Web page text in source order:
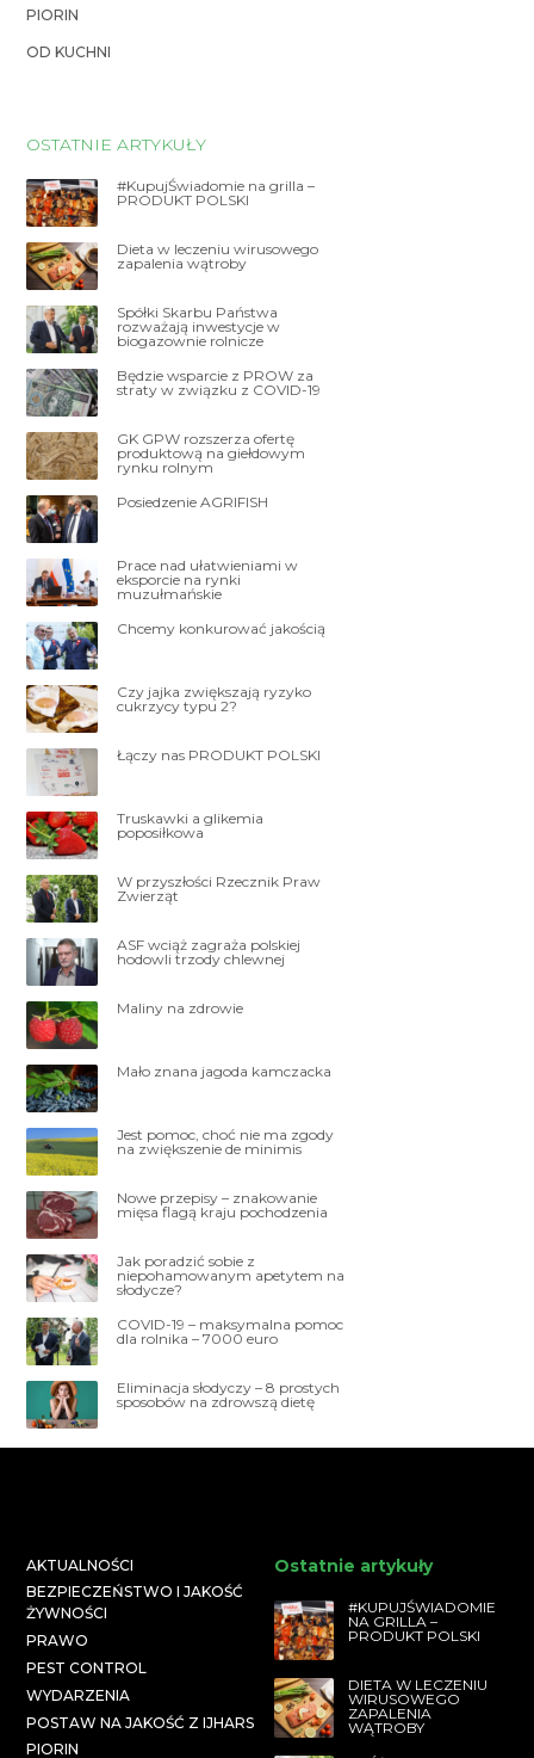
PIORIN
OD KUCHNI
OSTATNIE ARTYKUŁY
#KupujŚwiadomie na grilla –
PRODUKT POLSKI
Dieta w leczeniu wirusowego
zapalenia wątroby
Spółki Skarbu Państwa
rozważają inwestycje w
biogazownie rolnicze
Będzie wsparcie z PROW za
straty w związku z COVID-19
GK GPW rozszerza ofertę
produktową na giełdowym
rynku rolnym
Posiedzenie AGRIFISH
Prace nad ułatwieniami w
eksporcie na rynki
muzułmańskie
Chcemy konkurować jakością
Czy jajka zwiększają ryzyko
cukrzycy typu 2?
Łączy nas PRODUKT POLSKI
Truskawki a glikemia
poposiłkowa
W przyszłości Rzecznik Praw
Zwierząt
ASF wciąż zagraża polskiej
hodowli trzody chlewnej
Maliny na zdrowie
Mało znana jagoda kamczacka
Jest pomoc, choć nie ma zgody
na zwiększenie de minimis
Nowe przepisy – znakowanie
mięsa flagą kraju pochodzenia
Jak poradzić sobie z
niepohamowanym apetytem na
słodycze?
COVID-19 – maksymalna pomoc
dla rolnika – 7000 euro
Eliminacja słodyczy – 8 prostych
sposobów na zdrowszą dietę
AKTUALNOŚCI
BEZPIECZEŃSTWO I JAKOŚĆ
ŻYWNOŚCI
PRAWO
PEST CONTROL
WYDARZENIA
POSTAW NA JAKOŚĆ Z IJHARS
PIORIN
Ostatnie artykuły
#KUPUJŚWIADOMIE
NA GRILLA –
PRODUKT POLSKI
DIETA W LECZENIU
WIRUSOWEGO
ZAPALENIA
WĄTROBY